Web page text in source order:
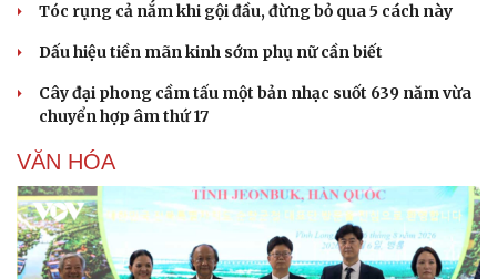
Tóc rụng cả nắm khi gội đầu, đừng bỏ qua 5 cách này
Dấu hiệu tiền mãn kinh sớm phụ nữ cần biết
Cây đại phong cầm tấu một bản nhạc suốt 639 năm vừa
chuyển hợp âm thứ 17
VĂN HÓA